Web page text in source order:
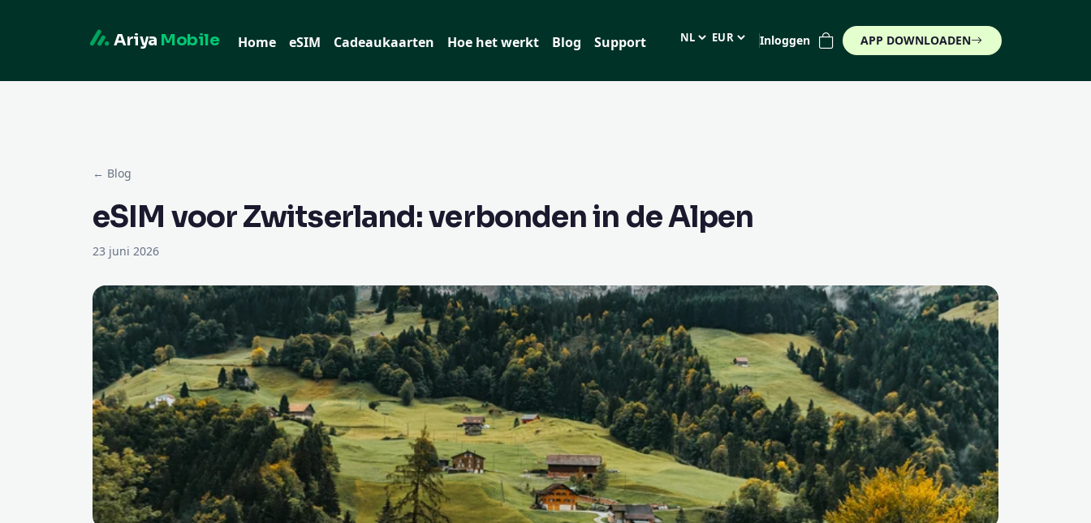
Ariya Mobile Home eSIM Cadeaukaarten Hoe het werkt Blog Support Taal EUR (€) Inloggen APP DOWNLOADEN
← Blog
eSIM voor Zwitserland: verbonden in de Alpen
23 juni 2026